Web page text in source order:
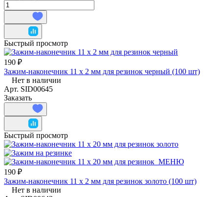
Быстрый просмотр
190 ₽
Зажим-наконечник 11 х 2 мм для резинок черный (100 шт)
Нет в наличии
Арт. SID00645
Заказать
Быстрый просмотр
190 ₽
Зажим-наконечник 11 х 2 мм для резинок золото (100 шт)
Нет в наличии